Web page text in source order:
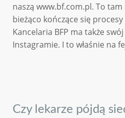
naszą www.bf.com.pl. To
bieżąco kończące się
Kancelaria BFP ma także
Instagramie. I to właśnie na
Czy lekarze pójdą